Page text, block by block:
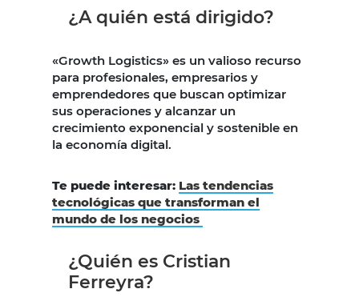
¿A quién está dirigido?
«Growth Logistics» es un valioso recurso
para profesionales, empresarios y
emprendedores que buscan optimizar
sus operaciones y alcanzar un
crecimiento exponencial y sostenible en
la economía digital.
Te puede interesar: Las tendencias
tecnológicas que transforman el
mundo de los negocios
¿Quién es Cristian
Ferreyra?